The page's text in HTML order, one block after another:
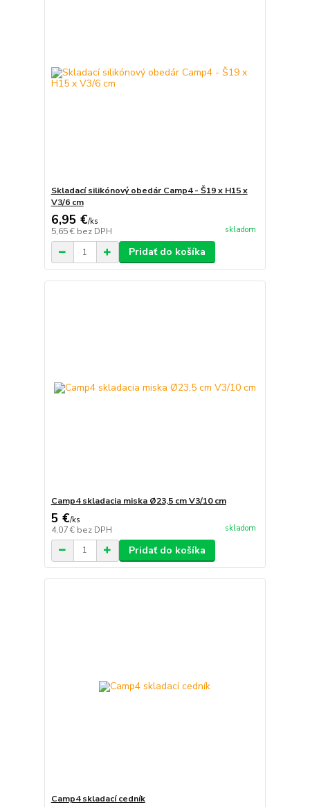
Skladací silikónový obedár Camp4 - Š19 x H15 x
V3/6 cm
6,95 €/ks
5,65 € bez DPH skladom
Pridať do košíka
Camp4 skladacia miska Ø23,5 cm V3/10 cm
5 €/ks
4,07 € bez DPH skladom
Pridať do košíka
Camp4 skladací cedník